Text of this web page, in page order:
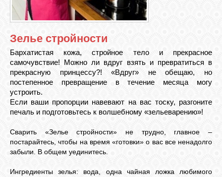
ФОРУМ
ЧАТ
Зелье стройности
Бархатистая кожа, стройное тело и прекрасное
самочувствие! Можно ли вдруг взять и превратиться в
прекрасную принцессу?! «Вдруг» не обещаю, но
постепенное превращение в течение месяца могу
устроить.
Если ваши пропорции навевают на вас тоску, разгоните
печаль и подготовьтесь к волшебному «зельеварению»!
Сварить «Зелье стройности» не трудно, главное –
постарайтесь, чтобы на время «готовки» о вас все ненадолго
забыли. В общем уединитесь.
Ингредиенты зелья: вода, одна чайная ложка любимого